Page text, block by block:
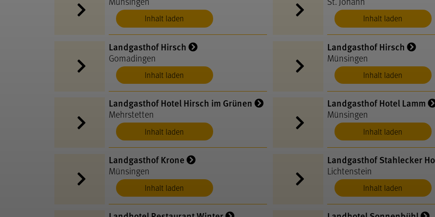
Inhalt laden Inhalt laden
Inhalt laden
Landgasthof Hirsch
Gomadingen
Inhalt laden
Landgasthof Hirsch
Münsingen
Inhalt laden
Landgasthof Hotel Hirsch im Grünen
Mehrstetten
Inhalt laden
Landgasthof Hotel Lamm
Münsingen
Inhalt laden
Landgasthof Krone
Münsingen
Inhalt laden
Landgasthof Stahlecker
Lichtenstein